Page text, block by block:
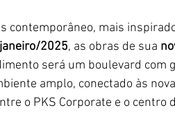
contemporâneo, mais
janeiro/2025, as obras de sua
será um boulevard com
amplo, conectado às
o PKS Corporate e o centro